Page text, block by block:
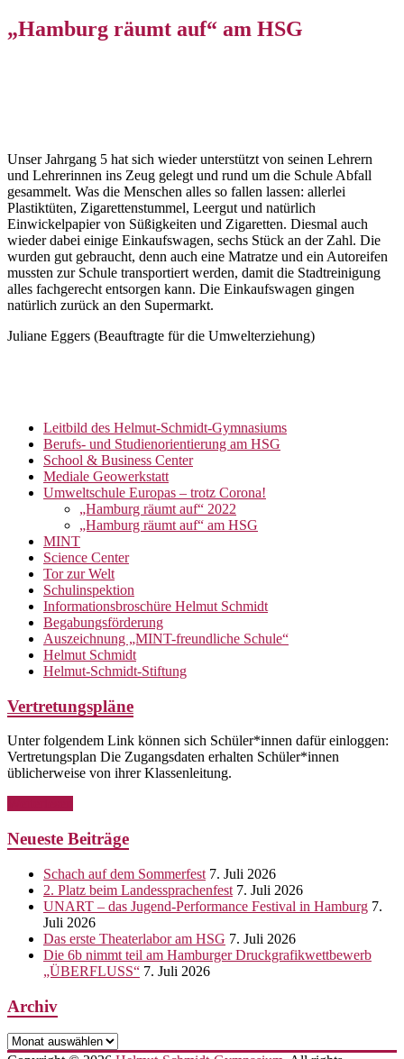
„Hamburg räumt auf“ am HSG
Unser Jahrgang 5 hat sich wieder unterstützt von seinen Lehrern
und Lehrerinnen ins Zeug gelegt und rund um die Schule Abfall
gesammelt. Was die Menschen alles so fallen lassen: allerlei
Plastiktüten, Zigarettenstummel, Leergut und natürlich
Einwickelpapier von Süßigkeiten und Zigaretten. Diesmal auch
wieder dabei einige Einkaufswagen, sechs Stück an der Zahl. Die
wurden gut gebraucht, denn auch eine Matratze und ein Autoreifen
mussten zur Schule transportiert werden, damit die Stadtreinigung
alles fachgerecht entsorgen kann. Die Einkaufswagen gingen
natürlich zurück an den Supermarkt.
Juliane Eggers (Beauftragte für die Umwelterziehung)
Leitbild des Helmut-Schmidt-Gymnasiums
Berufs- und Studienorientierung am HSG
School & Business Center
Mediale Geowerkstatt
Umweltschule Europas – trotz Corona!
„Hamburg räumt auf“ 2022
„Hamburg räumt auf“ am HSG
MINT
Science Center
Tor zur Welt
Schulinspektion
Informationsbroschüre Helmut Schmidt
Begabungsförderung
Auszeichnung „MINT-freundliche Schule“
Helmut Schmidt
Helmut-Schmidt-Stiftung
Vertretungspläne
Unter folgendem Link können sich Schüler*innen dafür einloggen:
Vertretungsplan Die Zugangsdaten erhalten Schüler*innen
üblicherweise von ihrer Klassenleitung.
Neueste Beiträge
Schach auf dem Sommerfest 7. Juli 2026
2. Platz beim Landessprachenfest 7. Juli 2026
UNART – das Jugend-Performance Festival in Hamburg 7.
Juli 2026
Das erste Theaterlabor am HSG 7. Juli 2026
Die 6b nimmt teil am Hamburger Druckgrafikwettbewerb
„ÜBERFLUSS“ 7. Juli 2026
Archiv
Archiv